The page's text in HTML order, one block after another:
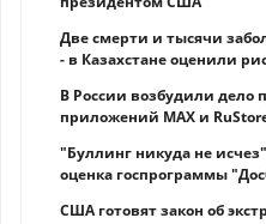
Две смерти и тысячи
- в Казахстане оценили
В России возбудили дело
приложений MAX и
"Буллинг никуда не
оценка госпрограммы
США готовят закон об